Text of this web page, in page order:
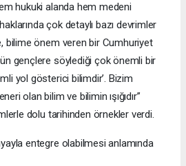
hukuki alanda hem medeni
çok detaylı bazı devrimler
bilime önem veren bir Cumhuriyet
gençlere söylediği çok önemli bir
yol gösterici bilimdir’. Bizim
olan bilim ve bilimin ışığıdır”
dolu tarihinden örnekler verdi.
entegre olabilmesi anlamında